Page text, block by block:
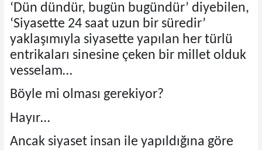
‘Dün dündür, bugün bugündür’ diyebilen,
‘Siyasette 24 saat uzun bir süredir’
yaklaşımıyla siyasette yapılan her türlü
entrikaları sinesine çeken bir millet olduk
vesselam…
Böyle mi olması gerekiyor?
Hayır…
Ancak siyaset insan ile yapıldığına göre